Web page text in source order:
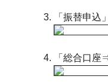
「振替申込
「総合口